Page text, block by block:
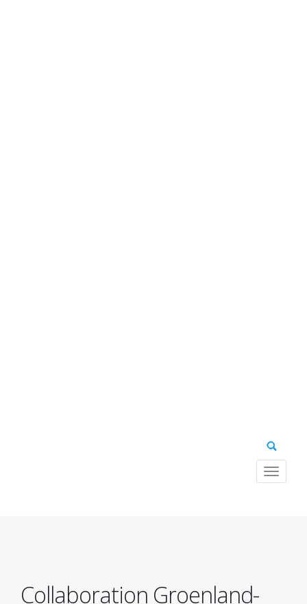
Toggle
Collaboration Groenland-